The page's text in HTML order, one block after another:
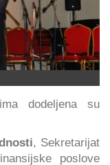
dodeljena su
, Sekretarijat
poslove